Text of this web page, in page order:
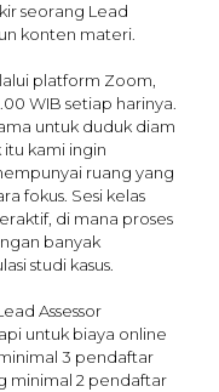
seorang Lead
konten materi.
platform Zoom,
WIB setiap harinya.
untuk duduk diam
kami ingin
ruang yang
fokus. Sesi kelas
di mana proses
banyak
studi kasus.
Assessor
untuk biaya online
3 pendaftar
minimal 2 pendaftar